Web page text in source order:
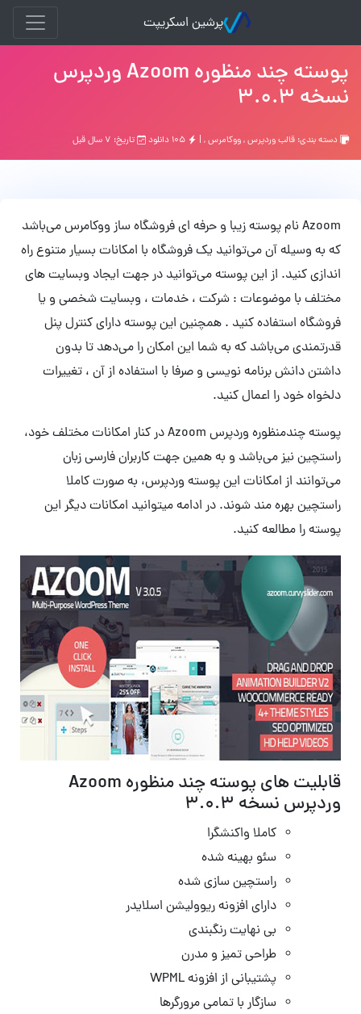
پرشین اسکریپت
پوسته چند منظوره Azoom وردپرس
نسخه 3.0.3
دسته بندی: قالب وردپرس,ووکامرس, | تاریخ: ۷ سال قبل
Azoom نام پوسته زیبا و حرفه ای فروشگاه ساز ووکامرس می‌باشد
که به وسیله آن می‌توانید یک فروشگاه با امکانات بسیار متنوع راه
اندازی کنید. از این پوسته می‌توانید در جهت ایجاد وبسایت های
مختلف با موضوعات : شرکت ، خدمات ، وبسایت شخصی و یا
فروشگاه استفاده کنید . همچنین این پوسته دارای کنترل پنل
قدرتمندی ‌می‌باشد که به شما این امکان را می‌دهد تا بدون
داشتن دانش برنامه نویسی و صرفا با استفاده از آن ، تغییرات
دلخواه خود را اعمال کنید.
پوسته چندمنظوره وردپرس Azoom در کنار امکانات مختلف خود،
راستچین نیز می‌باشد و به همین جهت کاربران فارسی زبان
می‌توانند از امکانات این پوسته وردپرس، به صورت کاملا
راستچین بهره مند شوند. در ادامه میتوانید امکانات دیگر این
پوسته را مطالعه کنید.
قابلیت های پوسته چند منظوره Azoom
وردپرس نسخه 3.0.3
کاملا واکنشگرا
سئو بهینه شده
راستچین سازی شده
دارای افزونه ریوولیشن اسلایدر
بی نهایت رنگبندی
طراحی تمیز و مدرن
پشتیبانی از افزونه WPML
سازگار با تمامی مرورگرها